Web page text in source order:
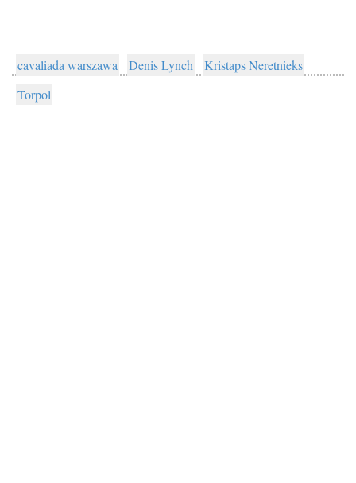
cavaliada warszawa Denis Lynch
Kristaps Neretnieks
Torpol